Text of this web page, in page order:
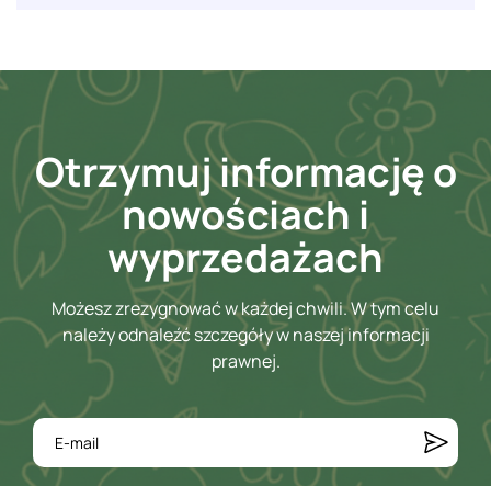
Otrzymuj informację o
nowościach i
wyprzedażach
Możesz zrezygnować w każdej chwili. W tym celu
należy odnaleźć szczegóły w naszej informacji
prawnej.